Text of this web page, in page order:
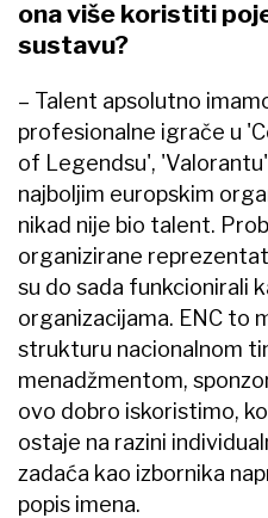
ona više koristiti
sustavu?
– Talent apsolutno
profesionalne igrače u
of Legendsu',
najboljim europskim
nikad nije bio talent.
organizirane
su do sada funkcionirali
organizacijama. ENC to
strukturu nacionalnom
menadžmentom,
ovo dobro iskoristimo,
ostaje na razini
zadaća kao izbornika
popis imena.